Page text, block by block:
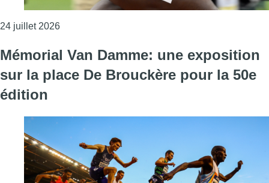
24 juillet 2026Consulter l'article "Cynthia Bolingo fait une croix
Mémorial Van Damme: une exposition
sur la place De Brouckère pour la 50e
édition